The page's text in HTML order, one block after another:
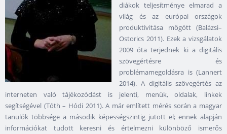
diákok teljesítménye elmarad a
világ és az európai országok
produktivitása mögött (Balázsi–
Ostorics 2011). Ezek a vizsgálatok
2009 óta terjednek ki a digitális
szövegértésre és
problémamegoldásra is (Lannert
2014). A digitális szövegértés az
interneten való tájékozódást is jelenti, menük, oldalak, linkek
segítségével (Tóth – Hódi 2011). A már említett mérés során a magyar
tanulók többsége a második képességszintig jutott el; ennek alapján
információkat tudott keresni és értelmezni különböző ismerős